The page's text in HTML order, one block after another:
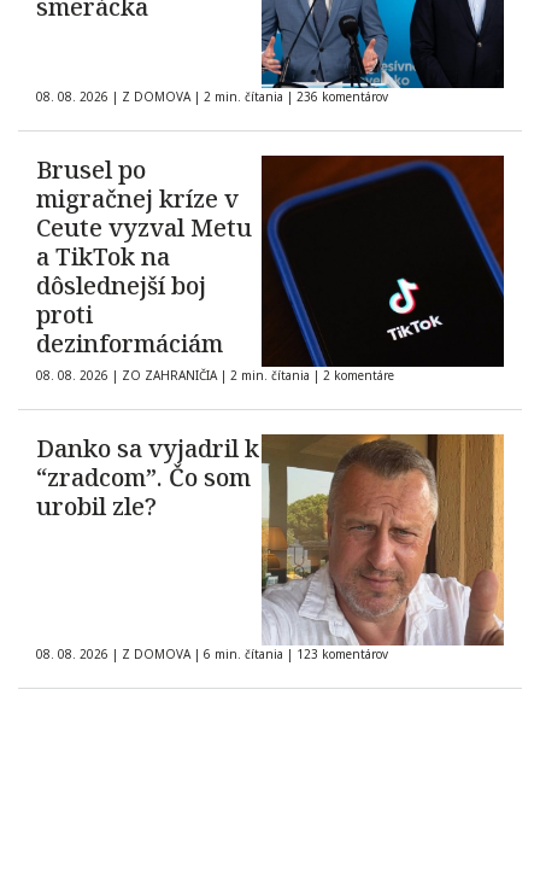
smerácka
08. 08. 2026 | Z DOMOVA | 2 min. čítania | 236 komentárov
Brusel po
migračnej kríze v
Ceute vyzval Metu
a TikTok na
dôslednejší boj
proti
dezinformáciám
08. 08. 2026 | ZO ZAHRANIČIA | 2 min. čítania | 2 komentáre
Danko sa vyjadril k
“zradcom”. Čo som
urobil zle?
08. 08. 2026 | Z DOMOVA | 6 min. čítania | 123 komentárov